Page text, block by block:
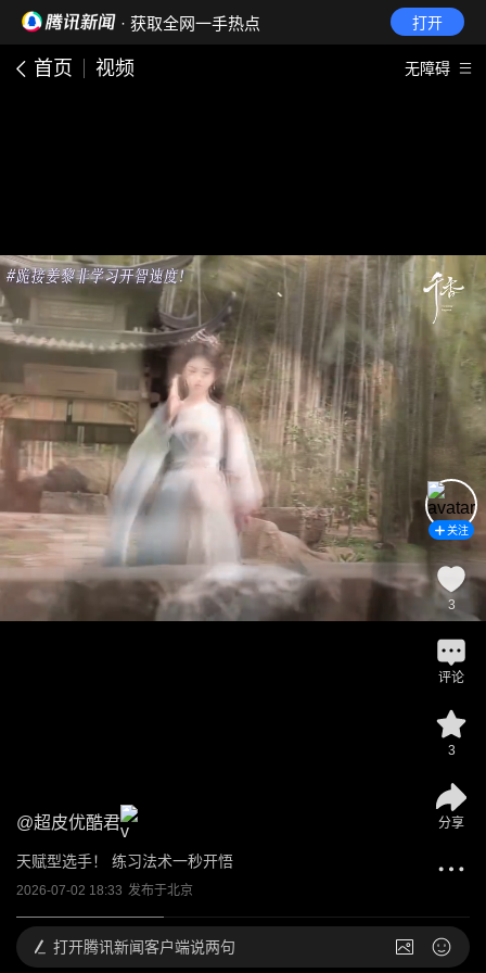
· 获取全网一手热点 打开
首页 视频 无障碍
@超皮优酷君
天赋型选手！ 练习法术一秒开悟
2026-07-02 18:33 发布于北京
关注
3
评论
3
分享
打开腾讯新闻客户端说两句